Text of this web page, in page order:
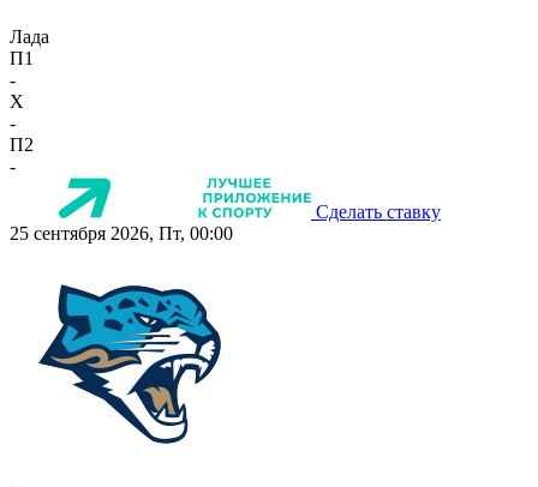
Лада
П1
-
X
-
П2
-
Сделать ставку
25 сентября 2026, Пт, 00:00